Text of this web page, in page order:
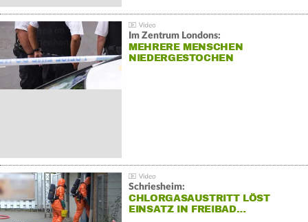
Im Zentrum Londons:
MEHRERE MENSCHEN
NIEDERGESTOCHEN
Schriesheim:
CHLORGASAUSTRITT LÖST
EINSATZ IN FREIBAD…